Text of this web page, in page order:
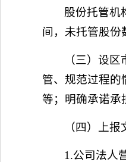
股份托管机
间，未托管股份
（三）设
管、规范过程的
等；明确承诺承
（四）上
1.公司法人